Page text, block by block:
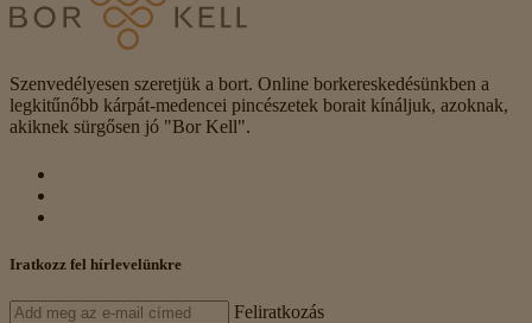
Szenvedélyesen szeretjük a bort. Online borkereskedésünkben a
legkitűnőbb kárpát-medencei pincészetek borait kínáljuk, azoknak,
akiknek sürgősen jó "Bor Kell".
Iratkozz fel hírlevelünkre
Feliratkozás